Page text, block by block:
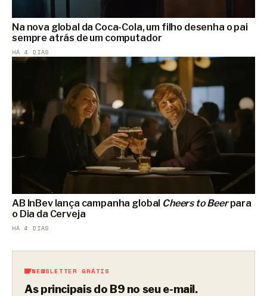
Na nova global da Coca-Cola, um filho desenha o pai
sempre atrás de um computador
HÁ 4 DIAS
AB InBev lança campanha global Cheers to Beerpara
o Dia da Cerveja
HÁ 4 DIAS
NEWSLETTER GRÁTIS
As principais do B9 no seu e-mail.